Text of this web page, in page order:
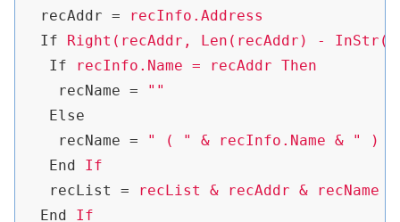
recAddr =
recInfo.Address
If
Right(recAddr, Len(recAddr) -
If
recInfo.Name = recAddr Then
recName =
""
Else
recName =
" ( " & recInfo.Name & " ) "
End
If
recList
=
recList & recAddr & recName
End
If